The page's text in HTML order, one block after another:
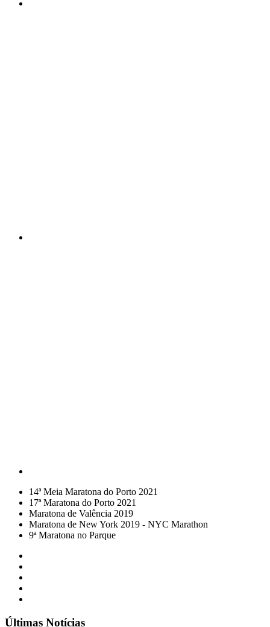
14ª Meia Maratona do Porto 2021
17ª Maratona do Porto 2021
Maratona de Valência 2019
Maratona de New York 2019 - NYC Marathon
9ª Maratona no Parque
Últimas Notícias